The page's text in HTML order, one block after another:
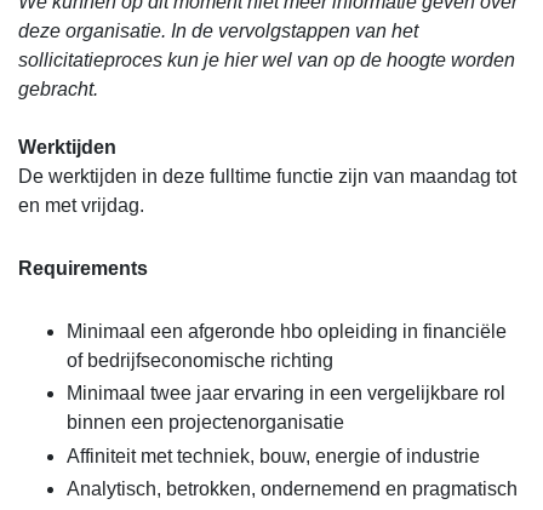
deze organisatie. In de vervolgstappen van het
sollicitatieproces kun je hier wel van op de hoogte worden
gebracht.
Werktijden
De werktijden in deze fulltime functie zijn van maandag tot
en met vrijdag.
Requirements
Minimaal een afgeronde hbo opleiding in financiële
of bedrijfseconomische richting
Minimaal twee jaar ervaring in een vergelijkbare rol
binnen een projectenorganisatie
Affiniteit met techniek, bouw, energie of industrie
Analytisch, betrokken, ondernemend en pragmatisch